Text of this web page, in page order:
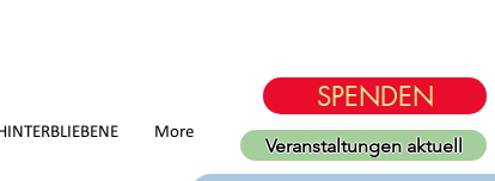
More
SPENDEN
Veranstaltungen aktuell